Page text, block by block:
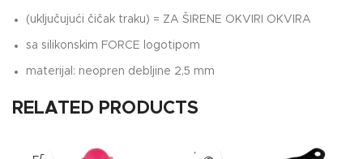
(uključujući čičak traku) = ZA ŠIRENE OKVIRI OKVIRA
sa silikonskim FORCE logotipom
materijal: neopren debljine 2,5 mm
RELATED PRODUCTS
SOLD